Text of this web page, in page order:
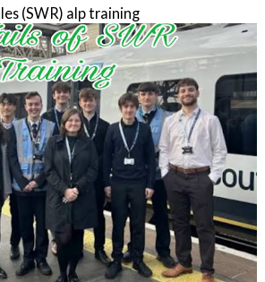
(SWR) alp training